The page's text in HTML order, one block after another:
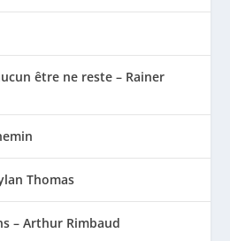
être ne reste – Rainer
Thomas
– Arthur Rimbaud